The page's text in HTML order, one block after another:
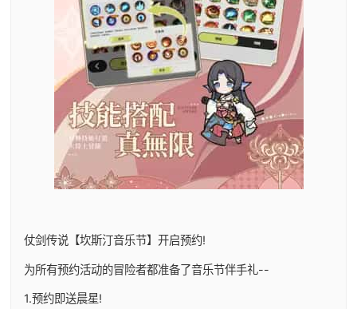
仗剑传说【坎斯汀音乐节】开启预约!
为所有预约活动的冒险者都准备了音乐节伴手礼--
1.预约即送晨星!